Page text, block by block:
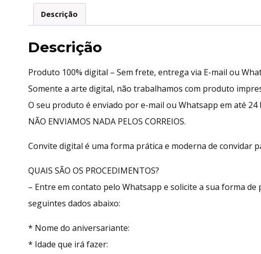
Descrição
Descrição
Produto 100% digital – Sem frete, entrega via E-mail ou
Somente a arte digital, não trabalhamos com produto
O seu produto é enviado por e-mail ou Whatsapp em até
NÃO ENVIAMOS NADA PELOS CORREIOS.
Convite digital é uma forma prática e moderna de convidar
QUAIS SÃO OS PROCEDIMENTOS?
– Entre em contato pelo Whatsapp e solicite a sua forma
seguintes dados abaixo:
* Nome do aniversariante:
* Idade que irá fazer: